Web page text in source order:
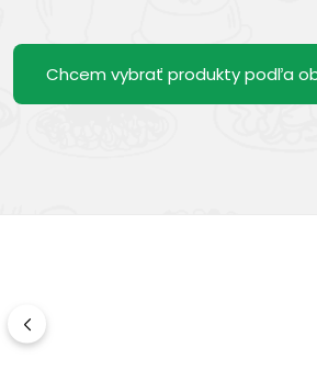
Chcem vybrať produkty podľa